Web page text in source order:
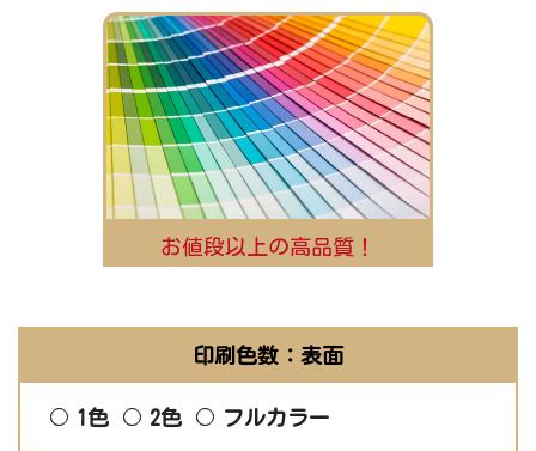
お値段以上の高品質！
印刷色数：表面
1色 2色 フルカラー